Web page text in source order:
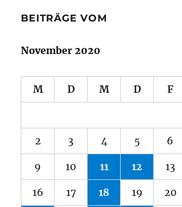
BEITRÄGE VOM
November 2020
M D M D F
2 3 4 5 6
9 10 11 12 13
16 17 18 19 20